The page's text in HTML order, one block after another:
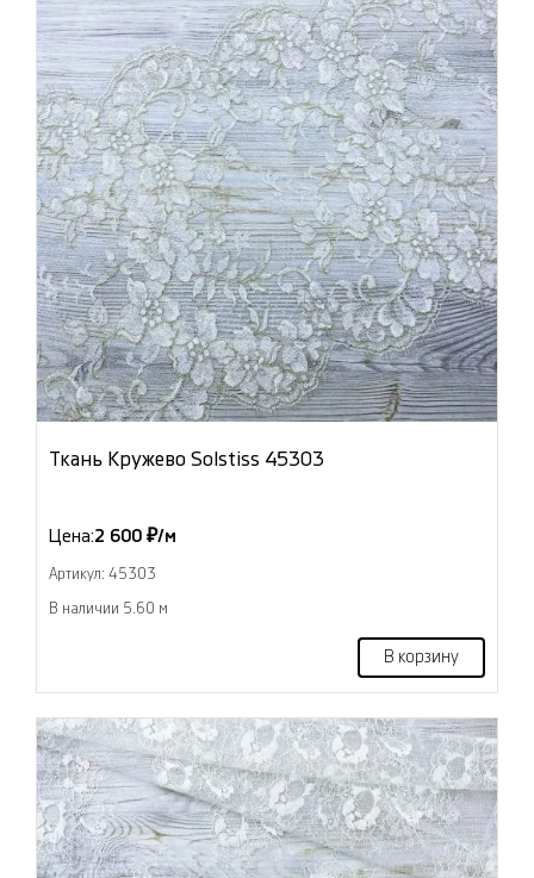
Ткань Кружево Solstiss 45303
Цена:2 600 ₽/м
Артикул: 45303
В наличии 5.60 м
В корзину